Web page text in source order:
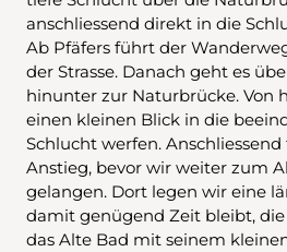
anschliessend direkt in die
Ab Pfäfers führt der
der Strasse. Danach geht es
hinunter zur Naturbrücke. Von
einen kleinen Blick in die
Schlucht werfen.
Anstieg, bevor wir weiter zum
gelangen. Dort legen wir eine
damit genügend Zeit bleibt,
das Alte Bad mit seinem